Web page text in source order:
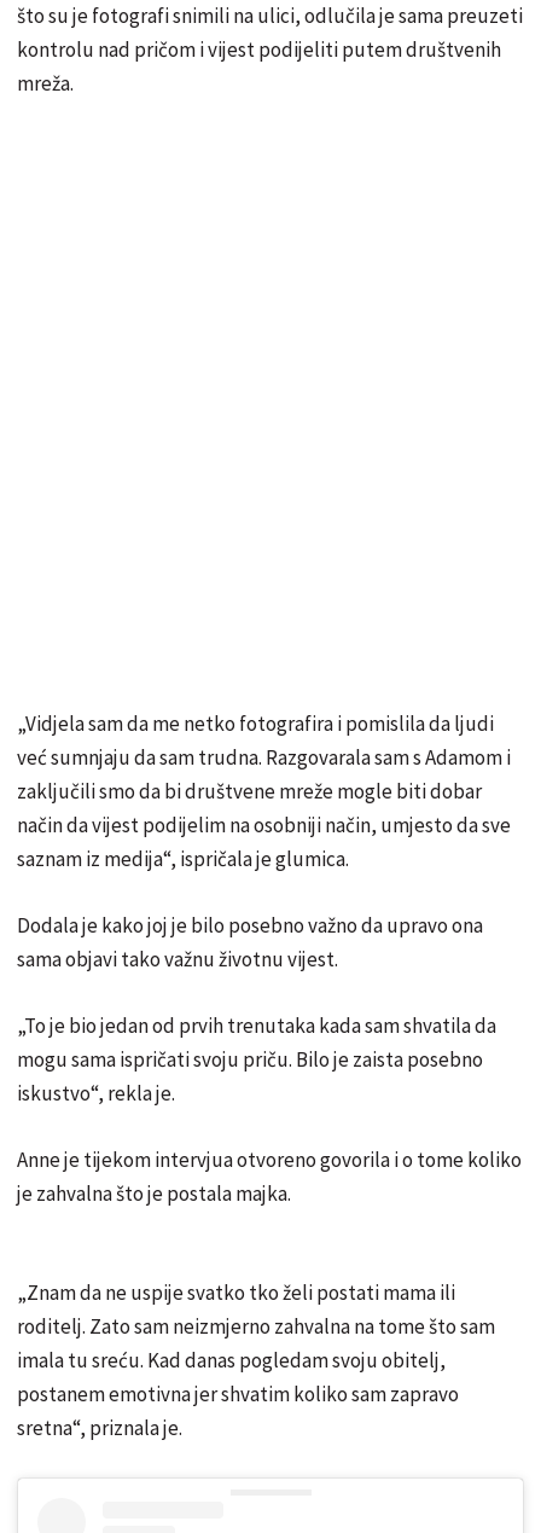
što su je fotografi snimili na ulici, odlučila je sama preuzeti
kontrolu nad pričom i vijest podijeliti putem društvenih
mreža.
„Vidjela sam da me netko fotografira i pomislila da ljudi
već sumnjaju da sam trudna. Razgovarala sam s Adamom i
zaključili smo da bi društvene mreže mogle biti dobar
način da vijest podijelim na osobniji način, umjesto da sve
saznam iz medija“, ispričala je glumica.
Dodala je kako joj je bilo posebno važno da upravo ona
sama objavi tako važnu životnu vijest.
„To je bio jedan od prvih trenutaka kada sam shvatila da
mogu sama ispričati svoju priču. Bilo je zaista posebno
iskustvo“, rekla je.
Anne je tijekom intervjua otvoreno govorila i o tome koliko
je zahvalna što je postala majka.
„Znam da ne uspije svatko tko želi postati mama ili
roditelj. Zato sam neizmjerno zahvalna na tome što sam
imala tu sreću. Kad danas pogledam svoju obitelj,
postanem emotivna jer shvatim koliko sam zapravo
sretna“, priznala je.